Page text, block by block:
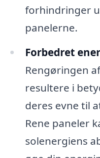
forhindringer
panelerne.
Forbedret
Rengøringen
resultere i
deres evne til
Rene paneler
solenergiens